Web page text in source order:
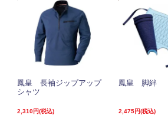
鳳皇 長袖ジップアップ
シャツ
2,310円(税込)
鳳皇 脚絆
2,475円(税込)